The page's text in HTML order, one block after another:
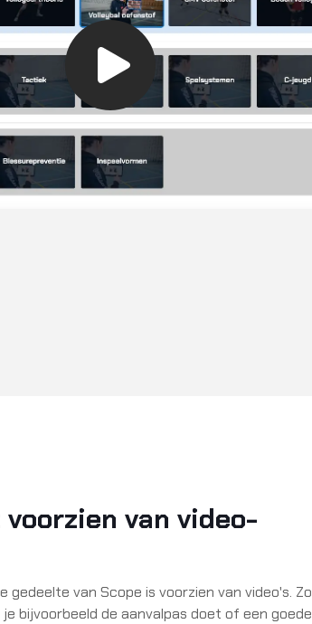
van video-
gedeelte van Scope is voorzien van video's. Zo
bijvoorbeeld de aanvalpas doet of een goede